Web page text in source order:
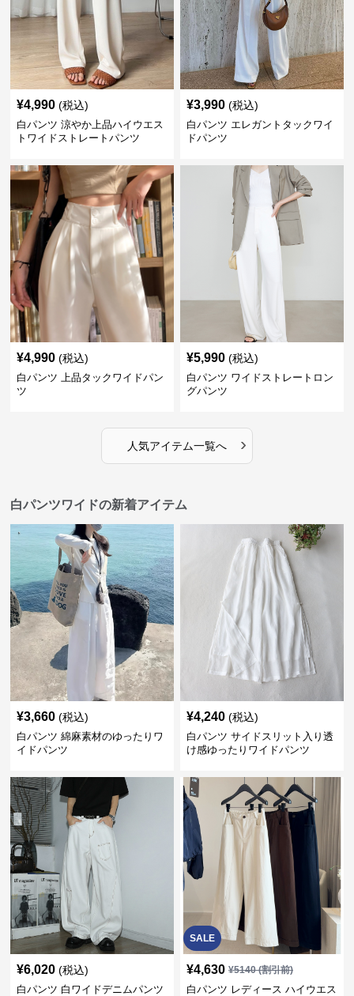
¥4,990 (税込)
白パンツ 涼やか上品ハイウエス
トワイドストレートパンツ
¥3,990 (税込)
白パンツ エレガントタックワイ
ドパンツ
¥4,990 (税込)
白パンツ 上品タックワイドパン
ツ
¥5,990 (税込)
白パンツ ワイドストレートロン
グパンツ
人気アイテム一覧へ ›
白パンツワイドの新着アイテム
¥3,660 (税込)
白パンツ 綿麻素材のゆったりワ
イドパンツ
¥4,240 (税込)
白パンツ サイドスリット入り透
け感ゆったりワイドパンツ
¥6,020 (税込)
白パンツ 白ワイドデニムパンツ
SALE
¥4,630 ¥5140(割引前)
白パンツ レディース ハイウエス